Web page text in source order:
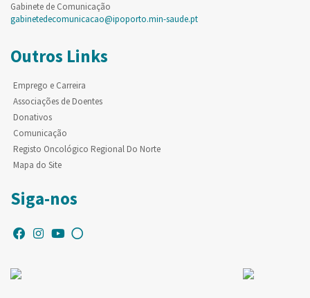
Gabinete de Comunicação
gabinetedecomunicacao@ipoporto.min-saude.pt
Outros Links
Emprego e Carreira
Associações de Doentes
Donativos
Comunicação
Registo Oncológico Regional Do Norte
Mapa do Site
Siga-nos